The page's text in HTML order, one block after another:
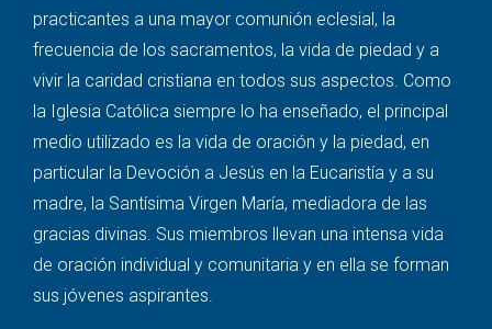
practicantes a una mayor comunión eclesial, la
frecuencia de los sacramentos, la vida de piedad y a
vivir la caridad cristiana en todos sus aspectos. Como
la Iglesia Católica siempre lo ha enseñado, el principal
medio utilizado es la vida de oración y la piedad, en
particular la Devoción a Jesús en la Eucaristía y a su
madre, la Santísima Virgen María, mediadora de las
gracias divinas. Sus miembros llevan una intensa vida
de oración individual y comunitaria y en ella se forman
sus jóvenes aspirantes.